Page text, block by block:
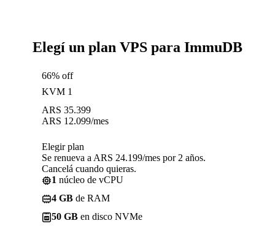
Elegí un plan VPS para ImmuDB
66% off
KVM 1
ARS 35.399
ARS 12.099/mes
Elegir plan
Se renueva a ARS 24.199/mes por 2 años.
Cancelá cuando quieras.
1 núcleo de vCPU
4 GB de RAM
50 GB en disco NVMe